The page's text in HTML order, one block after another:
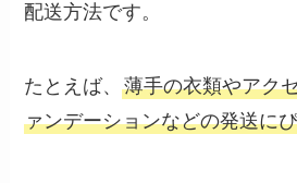
配送方法です。
たとえば、薄手の衣類やアク
ァンデーションなどの発送に